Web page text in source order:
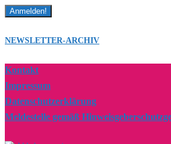
NEWSLETTER-ARCHIV
Kontakt
Impressum
Datenschutzerklärung
Meldestelle gemäß